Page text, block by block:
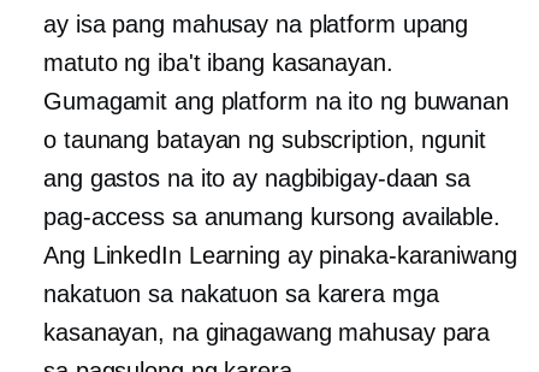
ay isa pang mahusay na platform upang
matuto ng iba't ibang kasanayan.
Gumagamit ang platform na ito ng buwanan
o taunang batayan ng subscription, ngunit
ang gastos na ito ay nagbibigay-daan sa
pag-access sa anumang kursong available.
Ang LinkedIn Learning ay pinaka-karaniwang
nakatuon sa nakatuon sa karera mga
kasanayan, na ginagawang mahusay para